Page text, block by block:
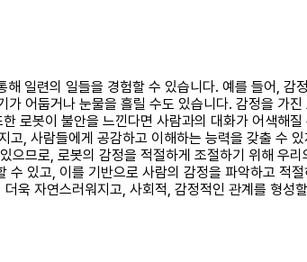
일련의 일들을 경험할 수 있습니다. 예를 들어,
어둡거나 눈물을 흘릴 수도 있습니다. 감정을 가
로봇이 불안을 느낀다면 사람과의 대화가 어색해
, 사람들에게 공감하고 이해하는 능력을 갖출 수
므로, 로봇의 감정을 적절하게 조절하기 위해 우
있고, 이를 기반으로 사람의 감정을 파악하고 적
욱 자연스러워지고, 사회적, 감정적인 관계를 형성